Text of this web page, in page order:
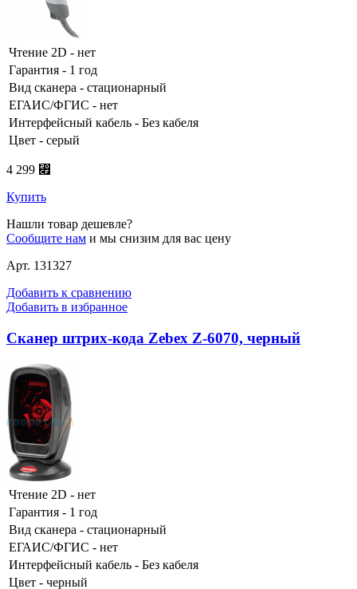
Чтение 2D - нет
Гарантия - 1 год
Вид сканера - стационарный
ЕГАИС/ФГИС - нет
Интерфейсный кабель - Без кабеля
Цвет - серый
4 299 ⃏
Купить
Нашли товар дешевле?
Сообщите нам и мы снизим для вас цену
Арт. 131327
Добавить к сравнению
Добавить в избранное
Сканер штрих-кода Zebex Z-6070, черный
Чтение 2D - нет
Гарантия - 1 год
Вид сканера - стационарный
ЕГАИС/ФГИС - нет
Интерфейсный кабель - Без кабеля
Цвет - черный